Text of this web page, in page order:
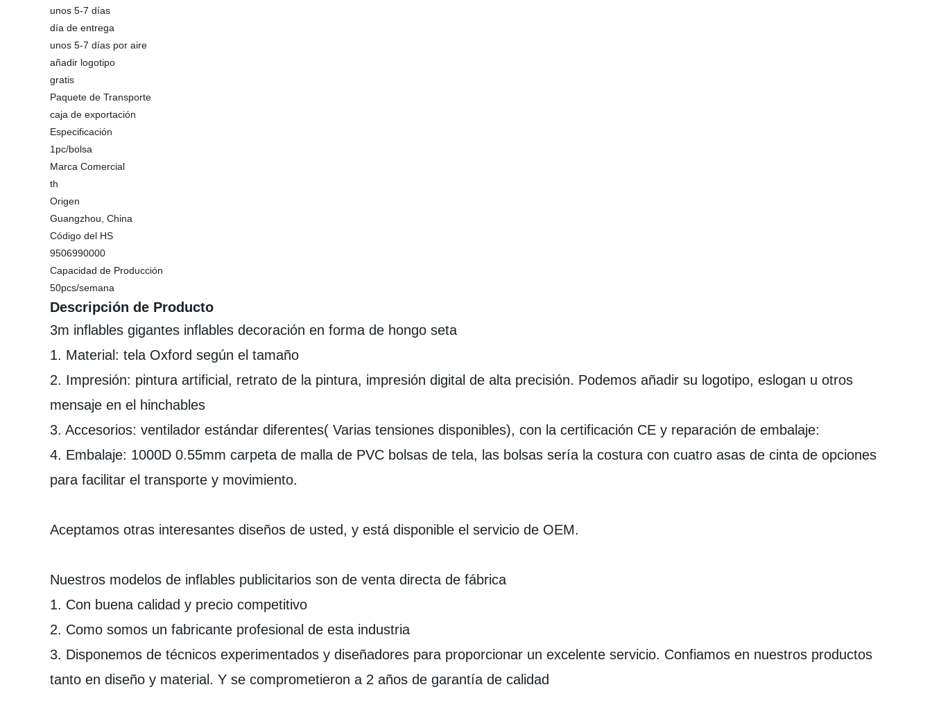
unos 5-7 días
día de entrega
unos 5-7 días por aire
añadir logotipo
gratis
Paquete de Transporte
caja de exportación
Especificación
1pc/bolsa
Marca Comercial
th
Origen
Guangzhou, China
Código del HS
9506990000
Capacidad de Producción
50pcs/semana
Descripción de Producto
3m inflables gigantes inflables decoración en forma de hongo seta
1. Material: tela Oxford según el tamaño
2. Impresión: pintura artificial, retrato de la pintura, impresión digital de alta precisión. Podemos añadir su logotipo, eslogan u otros
mensaje en el hinchables
3. Accesorios: ventilador estándar diferentes( Varias tensiones disponibles), con la certificación CE y reparación de embalaje:
4. Embalaje: 1000D 0.55mm carpeta de malla de PVC bolsas de tela, las bolsas sería la costura con cuatro asas de cinta de opciones
para facilitar el transporte y movimiento.
Aceptamos otras interesantes diseños de usted, y está disponible el servicio de OEM.
Nuestros modelos de inflables publicitarios son de venta directa de fábrica
1. Con buena calidad y precio competitivo
2. Como somos un fabricante profesional de esta industria
3. Disponemos de técnicos experimentados y diseñadores para proporcionar un excelente servicio. Confiamos en nuestros productos
tanto en diseño y material. Y se comprometieron a 2 años de garantía de calidad